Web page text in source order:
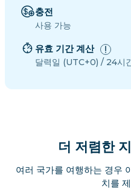
충전
사용 가능
유효 기간 계산
달력일 (UTC+0) / 24시
더 저렴한
여러 국가를 여행하는 경우
치를